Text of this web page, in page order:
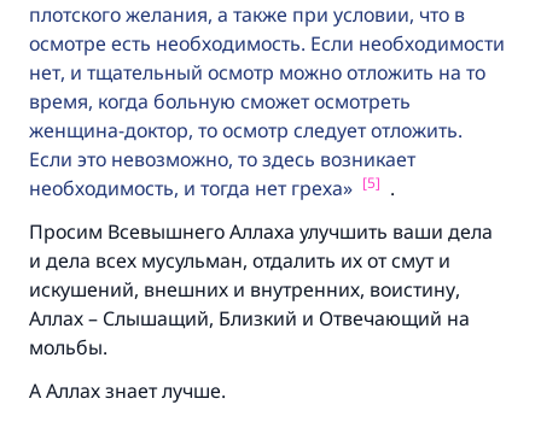
плотского желания, а также при условии, что в
осмотре есть необходимость. Если необходимости
нет, и тщательный осмотр можно отложить на то
время, когда больную сможет осмотреть
женщина-доктор, то осмотр следует отложить.
Если это невозможно, то здесь возникает
необходимость, и тогда нет греха
[5] .
Просим Всевышнего Аллаха улучшить ваши дела
и дела всех мусульман, отдалить их от смут и
искушений, внешних и внутренних, воистину,
Аллах – Слышащий, Близкий и Отвечающий на
мольбы.
А Аллах знает лучше.